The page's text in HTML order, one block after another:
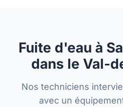
Fuite d'eau à
dans le Val-
Nos techniciens
avec un